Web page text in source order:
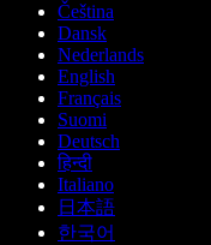
Čeština
Dansk
Nederlands
English
Français
Suomi
Deutsch
हिन्दी
Italiano
日本語
한국어